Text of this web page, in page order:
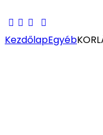
KezdőlapEgyéb